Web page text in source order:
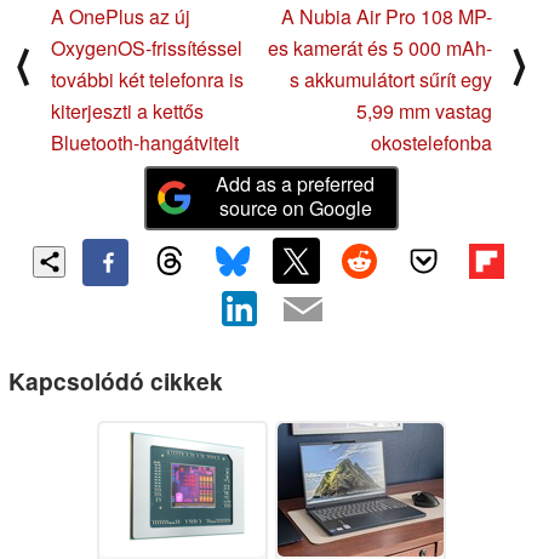
⟨
A OnePlus az új
OxygenOS-frissítéssel
további két telefonra is
kiterjeszti a kettős
Bluetooth-hangátvitelt
A Nubia Air Pro 108 MP-
es kamerát és 5 000 mAh-
s akkumulátort sűrít egy
5,99 mm vastag
okostelefonba
⟩
Add as a preferred
source on Google
Kapcsolódó cikkek